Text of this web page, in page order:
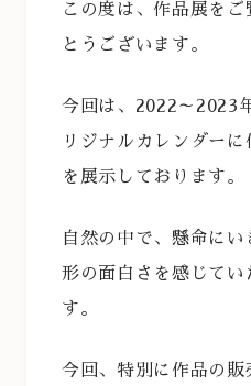
この度は、作品展を
とうございます。
今回は、2022～2023
リジナルカレンダー
を展示しております。
自然の中で、懸命に
形の面白さを感じてい
す。
今回、特別に作品の販